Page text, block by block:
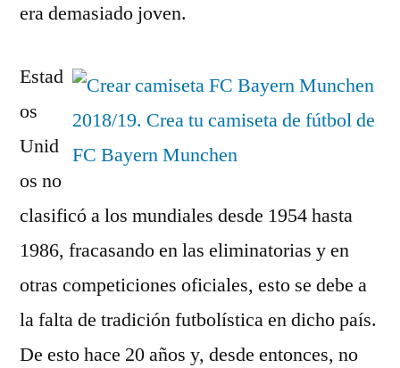
era demasiado joven.
Estad
os
Unid
os no
clasificó a los mundiales desde 1954 hasta
1986, fracasando en las eliminatorias y en
otras competiciones oficiales, esto se debe a
la falta de tradición futbolística en dicho país.
De esto hace 20 años y, desde entonces, no